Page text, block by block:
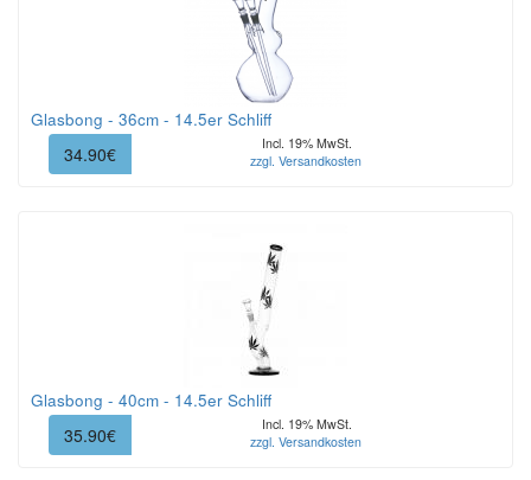
Glasbong - 36cm - 14.5er Schliff
34.90€
Incl. 19% MwSt.
zzgl. Versandkosten
Glasbong - 40cm - 14.5er Schliff
35.90€
Incl. 19% MwSt.
zzgl. Versandkosten